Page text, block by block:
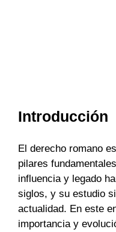
Introducción
El derecho romano
pilares
influencia y legado
siglos, y su estudio
actualidad. En este
importancia y